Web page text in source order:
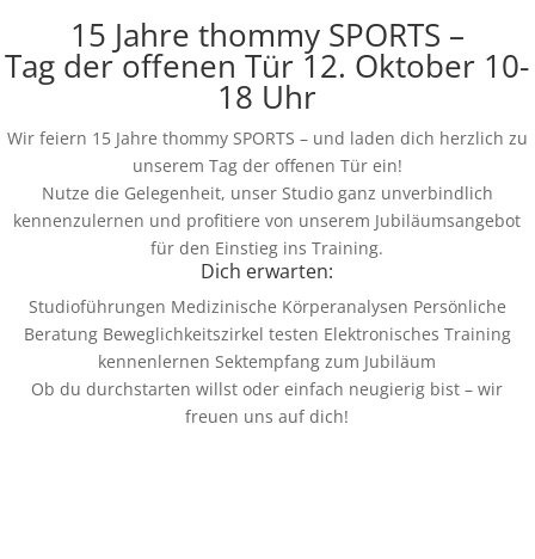
15 Jahre thommy SPORTS –
Tag der offenen Tür 12. Oktober 10-
18 Uhr
Wir feiern 15 Jahre thommy SPORTS – und laden dich herzlich zu
unserem Tag der offenen Tür ein!
Nutze die Gelegenheit, unser Studio ganz unverbindlich
kennenzulernen und profitiere von unserem Jubiläumsangebot
für den Einstieg ins Training.
Dich erwarten:
Studioführungen Medizinische Körperanalysen Persönliche
Beratung Beweglichkeitszirkel testen Elektronisches Training
kennenlernen Sektempfang zum Jubiläum
Ob du durchstarten willst oder einfach neugierig bist – wir
freuen uns auf dich!